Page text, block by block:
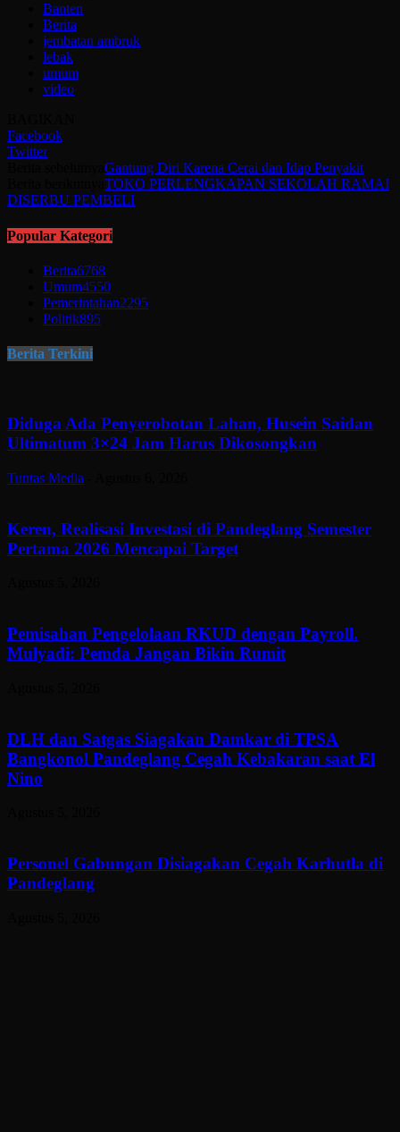
Banten
Berita
jembatan ambruk
lebak
umum
video
Facebook
Twitter
Gantung Diri Karena Cerai dan Idap Penyakit
TOKO PERLENGKAPAN SEKOLAH RAMAI
DISERBU PEMBELI
Popular Kategori
Berita6768
Umum4550
Pemerintahan2295
Politik895
Berita Terkini
Diduga Ada Penyerobotan Lahan, Husein Saidan
Ultimatum 3×24 Jam Harus Dikosongkan
Tuntas Media
Keren, Realisasi Investasi di Pandeglang Semester
Pertama 2026 Mencapai Target
Pemisahan Pengelolaan RKUD dengan Payroll.
Mulyadi: Pemda Jangan Bikin Rumit
DLH dan Satgas Siagakan Damkar di TPSA
Bangkonol Pandeglang Cegah Kebakaran saat El
Nino
Personel Gabungan Disiagakan Cegah Karhutla di
Pandeglang